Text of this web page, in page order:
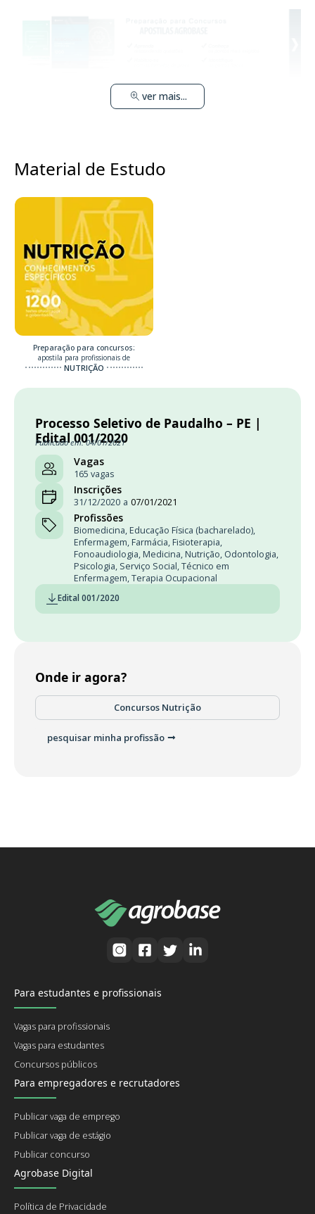
ver mais...
Material de Estudo
Preparação para concursos:
apostila para profissionais de
NUTRIÇÃO
Processo Seletivo de Paudalho – PE |
Edital 001/2020
Publicado em: 04/01/2021
Vagas
165 vagas
Inscrições
31/12/2020 a 07/01/2021
Profissões
Biomedicina, Educação Física (bacharelado),
Enfermagem, Farmácia, Fisioterapia,
Fonoaudiologia, Medicina, Nutrição, Odontologia,
Psicologia, Serviço Social,Técnico em
Enfermagem,Terapia Ocupacional
Edital 001/2020
Onde ir agora?
Concursos Nutrição
pesquisar minha profissão
Para estudantes e profissionais
Vagas para profissionais
Vagas para estudantes
Concursos públicos
Para empregadores e recrutadores
Publicar vaga de emprego
Publicar vaga de estágio
Publicar concurso
Agrobase Digital
Política de Privacidade